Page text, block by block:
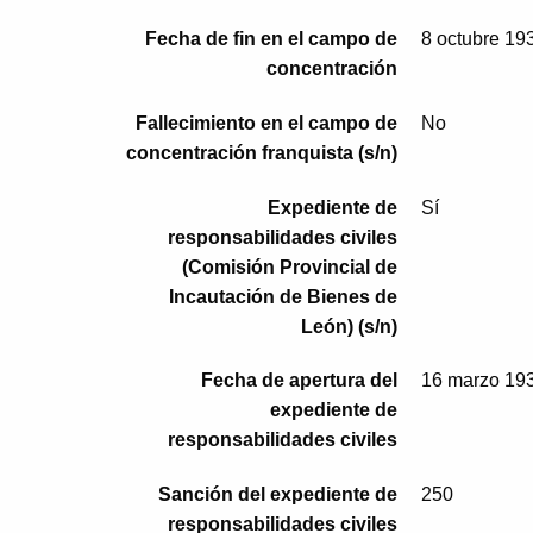
Fecha de fin en el campo de
concentración
8 octubre
Fallecimiento en el campo de
concentración franquista (s/n)
No
Expediente de
responsabilidades civiles
(Comisión Provincial de
Incautación de Bienes de
León) (s/n)
Sí
Fecha de apertura del
expediente de
responsabilidades civiles
16 marzo
Sanción del expediente de
responsabilidades civiles
250